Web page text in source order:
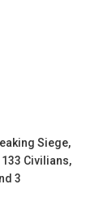
Siege,
Civilians,
3